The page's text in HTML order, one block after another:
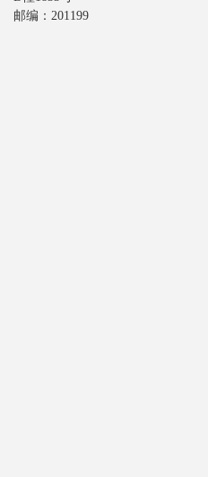
邮编：201199